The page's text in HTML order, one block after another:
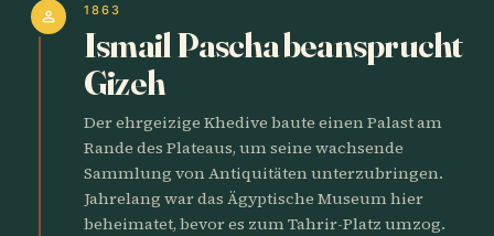
person 1863
Ismail Pascha beansprucht
Gizeh
Der ehrgeizige Khedive baute einen Palast am
Rande des Plateaus, um seine wachsende
Sammlung von Antiquitäten unterzubringen.
Jahrelang war das Ägyptische Museum hier
beheimatet, bevor es zum Tahrir-Platz umzog.